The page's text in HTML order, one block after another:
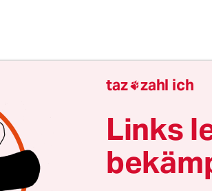
in Honduras, dem ersten
macht die
erklärte der Präsident am
gewählte
Land, und fügte
Präzendenzfall, wenn wir
taz zahl ich
Links